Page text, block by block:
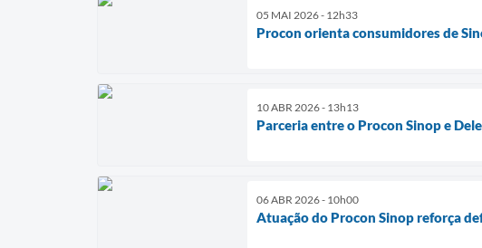
05 MAI 2026 - 12h33
Procon orienta consumidores de
10 ABR 2026 - 13h13
Parceria entre o Procon Sinop e
06 ABR 2026 - 10h00
Atuação do Procon Sinop reforça